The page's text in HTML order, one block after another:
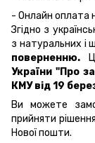
- Онлайн оплата
Згідно з
з натуральних і
поверненню.
України "Про
КМУ від 19
Ви можете
прийняти
Нової пошти.